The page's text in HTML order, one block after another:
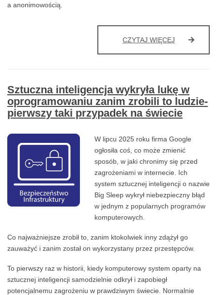
a anonimowością.
CZYTAJ WIĘCEJ
Sztuczna inteligencja wykryła lukę w
oprogramowaniu zanim zrobili to ludzie-
pierwszy taki przypadek na świecie
W lipcu 2025 roku firma Google
ogłosiła coś, co może zmienić
sposób, w jaki chronimy się przed
zagrożeniami w internecie. Ich
system sztucznej inteligencji o nazwie
Big Sleep wykrył niebezpieczny błąd
w jednym z popularnych programów
komputerowych.
Co najważniejsze zrobił to, zanim ktokolwiek inny zdążył go
zauważyć i zanim został on wykorzystany przez przestępców.
To pierwszy raz w historii, kiedy komputerowy system oparty na
sztucznej inteligencji samodzielnie odkrył i zapobiegł
potencjalnemu zagrożeniu w prawdziwym świecie. Normalnie